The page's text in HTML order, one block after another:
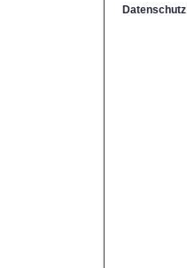
Datenschutz